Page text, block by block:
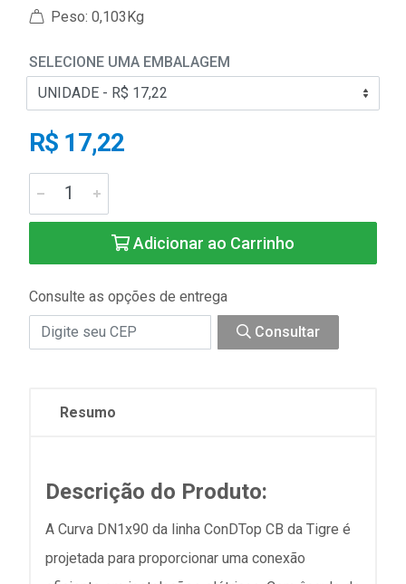
Peso: 0,103Kg
SELECIONE UMA EMBALAGEM
R$ 17,22
Adicionar ao Carrinho
Consulte as opções de entrega
Consultar
Resumo
Descrição do Produto:
A Curva DN1x90 da linha ConDTop CB da Tigre é
projetada para proporcionar uma conexão